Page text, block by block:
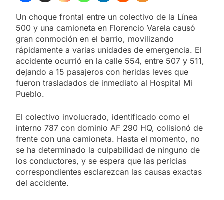
Un choque frontal entre un colectivo de la Línea
500 y una camioneta en Florencio Varela causó
gran conmoción en el barrio, movilizando
rápidamente a varias unidades de emergencia. El
accidente ocurrió en la calle 554, entre 507 y 511,
dejando a 15 pasajeros con heridas leves que
fueron trasladados de inmediato al Hospital Mi
Pueblo.
El colectivo involucrado, identificado como el
interno 787 con dominio AF 290 HQ, colisionó de
frente con una camioneta. Hasta el momento, no
se ha determinado la culpabilidad de ninguno de
los conductores, y se espera que las pericias
correspondientes esclarezcan las causas exactas
del accidente.